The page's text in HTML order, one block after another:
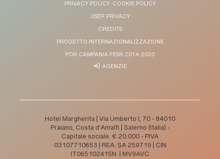
PRIVACY POLICY COOKIE POLICY
USER PRIVACY
CREDITS
PROGETTO INTERNAZIONALIZZAZIONE
POR CAMPANIA FESR 2014-2020
AGENZIE
Hotel Margherita | Via Umberto I, 70 - 84010
Praiano, Costa d'Amalfi | Salerno (Italia) -
Capitale sociale: € 20.000 - PIVA
03107710653 | REA: SA 259719 | CIN
IT065102415N | MV9AVC